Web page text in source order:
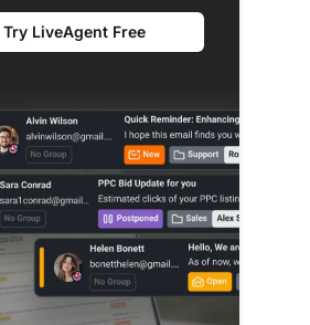
Try LiveAgent Free